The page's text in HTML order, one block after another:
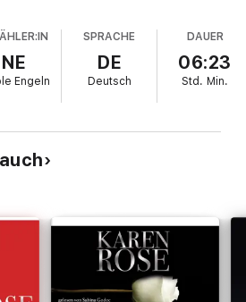
NE
Engeln
SPRACHE
DE
Deutsch
DAUER
06:23
Std. Min.